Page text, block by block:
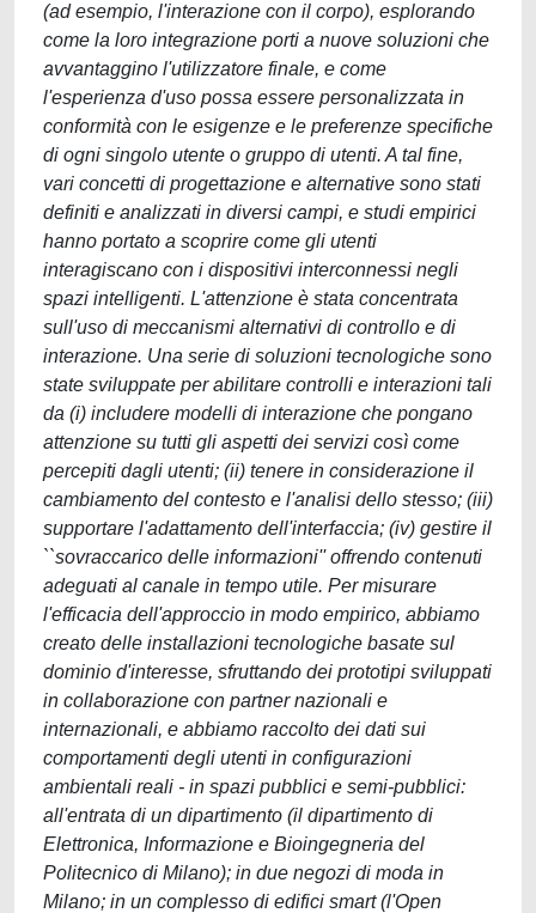
(ad esempio, l'interazione con il corpo), esplorando
come la loro integrazione porti a nuove soluzioni che
avvantaggino l'utilizzatore finale, e come
l'esperienza d'uso possa essere personalizzata in
conformità con le esigenze e le preferenze specifiche
di ogni singolo utente o gruppo di utenti. A tal fine,
vari concetti di progettazione e alternative sono stati
definiti e analizzati in diversi campi, e studi empirici
hanno portato a scoprire come gli utenti
interagiscano con i dispositivi interconnessi negli
spazi intelligenti. L'attenzione è stata concentrata
sull'uso di meccanismi alternativi di controllo e di
interazione. Una serie di soluzioni tecnologiche sono
state sviluppate per abilitare controlli e interazioni tali
da (i) includere modelli di interazione che pongano
attenzione su tutti gli aspetti dei servizi così come
percepiti dagli utenti; (ii) tenere in considerazione il
cambiamento del contesto e l'analisi dello stesso; (iii)
supportare l'adattamento dell'interfaccia; (iv) gestire il
``sovraccarico delle informazioni'' offrendo contenuti
adeguati al canale in tempo utile. Per misurare
l'efficacia dell'approccio in modo empirico, abbiamo
creato delle installazioni tecnologiche basate sul
dominio d'interesse, sfruttando dei prototipi sviluppati
in collaborazione con partner nazionali e
internazionali, e abbiamo raccolto dei dati sui
comportamenti degli utenti in configurazioni
ambientali reali - in spazi pubblici e semi-pubblici:
all'entrata di un dipartimento (il dipartimento di
Elettronica, Informazione e Bioingegneria del
Politecnico di Milano); in due negozi di moda in
Milano; in un complesso di edifici smart (l'Open